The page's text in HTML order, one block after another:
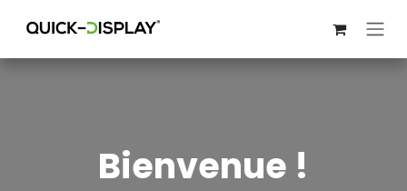
Bienvenue !